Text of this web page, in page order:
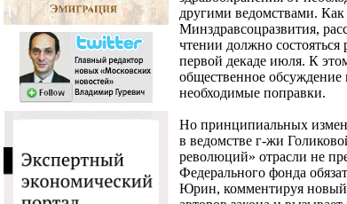
другими ведомствами.
Минздравсоцразвития,
чтении должно состояться
первой декаде июля. К
общественное
необходимые поправки.
Но принципиальных
в ведомстве г-жи
революций» отрасли не
Федерального фонда
Юрин, комментируя новый